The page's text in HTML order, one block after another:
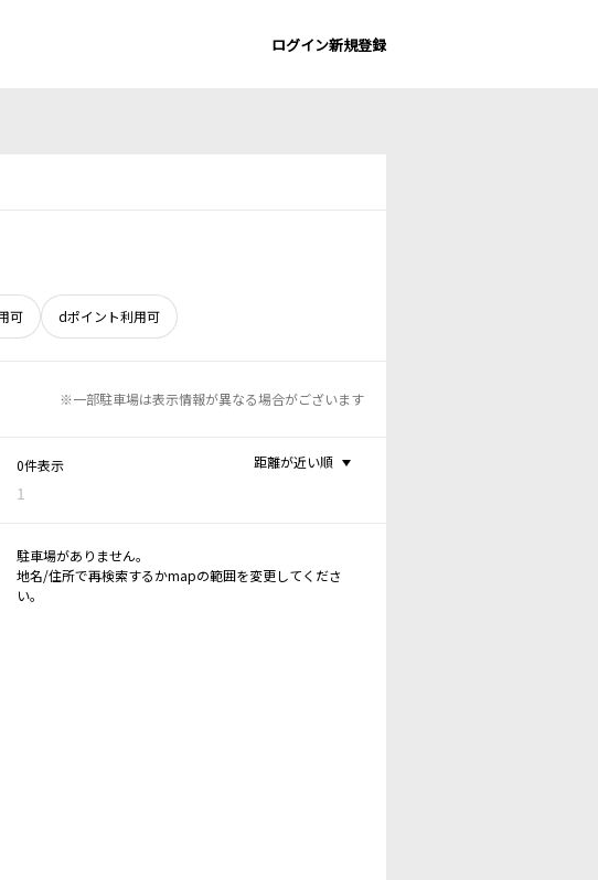
ログイン新規登録
可 dポイント利用可
※一部駐車場は表示情報が異なる場合がございます
0件表示
1
距離が近い順
駐車場がありません。
地名/住所で再検索するかmapの範囲を変更してくださ
い。